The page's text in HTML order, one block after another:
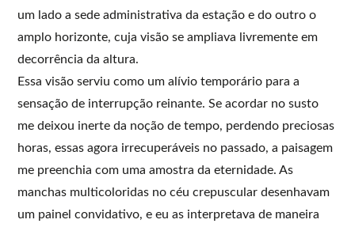
um lado a sede administrativa da estação e do outro o
amplo horizonte, cuja visão se ampliava livremente em
decorrência da altura.
Essa visão serviu como um alívio temporário para a
sensação de interrupção reinante. Se acordar no susto
me deixou inerte da noção de tempo, perdendo preciosas
horas, essas agora irrecuperáveis no passado, a paisagem
me preenchia com uma amostra da eternidade. As
manchas multicoloridas no céu crepuscular desenhavam
um painel convidativo, e eu as interpretava de maneira